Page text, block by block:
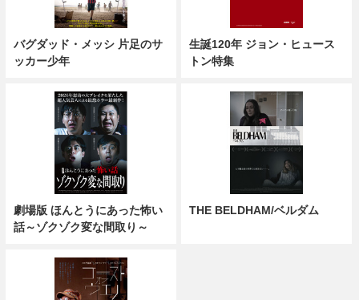
バグダッド・メッシ 片足のサ
ッカー少年
生誕120年 ジョン・ヒュース
トン特集
劇場版 ほんとうにあった怖い
話～ゾクゾク変な間取り～
THE BELDHAM/ベルダム